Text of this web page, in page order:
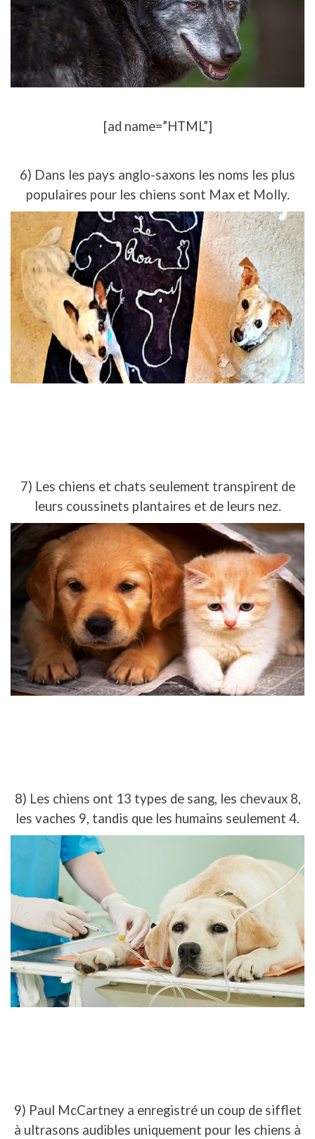
[ad name=”HTML”]
6) Dans les pays anglo-saxons les noms les plus
populaires pour les chiens sont Max et Molly.
7) Les chiens et chats seulement transpirent de
leurs coussinets plantaires et de leurs nez.
8) Les chiens ont 13 types de sang, les chevaux 8,
les vaches 9, tandis que les humains seulement 4.
9) Paul McCartney a enregistré un coup de sifflet
à ultrasons audibles uniquement pour les chiens à